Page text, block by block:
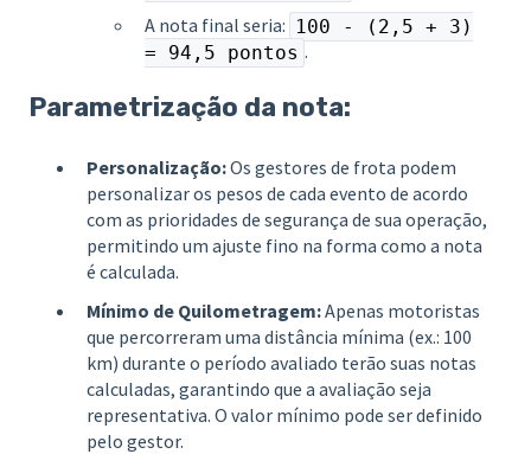
A nota final seria: 100 - (2,5 + 3)
= 94,5 pontos .
Parametrização da nota:
Personalização:Os gestores de frota podem
personalizar os pesos de cada evento de acordo
com as prioridades de segurança de sua operação,
permitindo um ajuste fino na forma como a nota
é calculada.
Mínimo de Quilometragem:Apenas motoristas
que percorreram uma distância mínima (ex.: 100
km) durante o período avaliado terão suas notas
calculadas, garantindo que a avaliação seja
representativa. O valor mínimo pode ser definido
pelo gestor.